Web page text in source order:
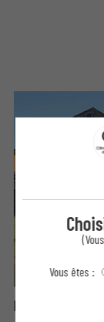
Bavolets,
Vous êtes :